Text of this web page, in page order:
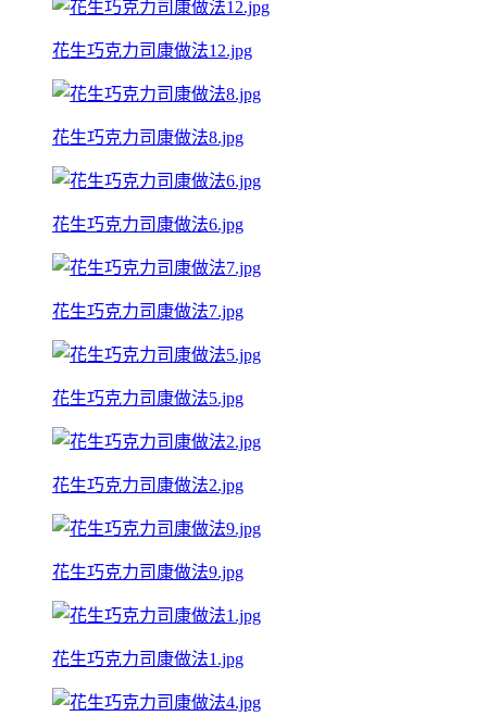
花生巧克力司康做法12.jpg
花生巧克力司康做法8.jpg
花生巧克力司康做法6.jpg
花生巧克力司康做法7.jpg
花生巧克力司康做法5.jpg
花生巧克力司康做法2.jpg
花生巧克力司康做法9.jpg
花生巧克力司康做法1.jpg